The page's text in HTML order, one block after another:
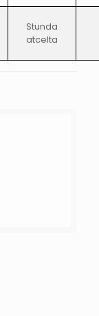
Stunda
atcelta